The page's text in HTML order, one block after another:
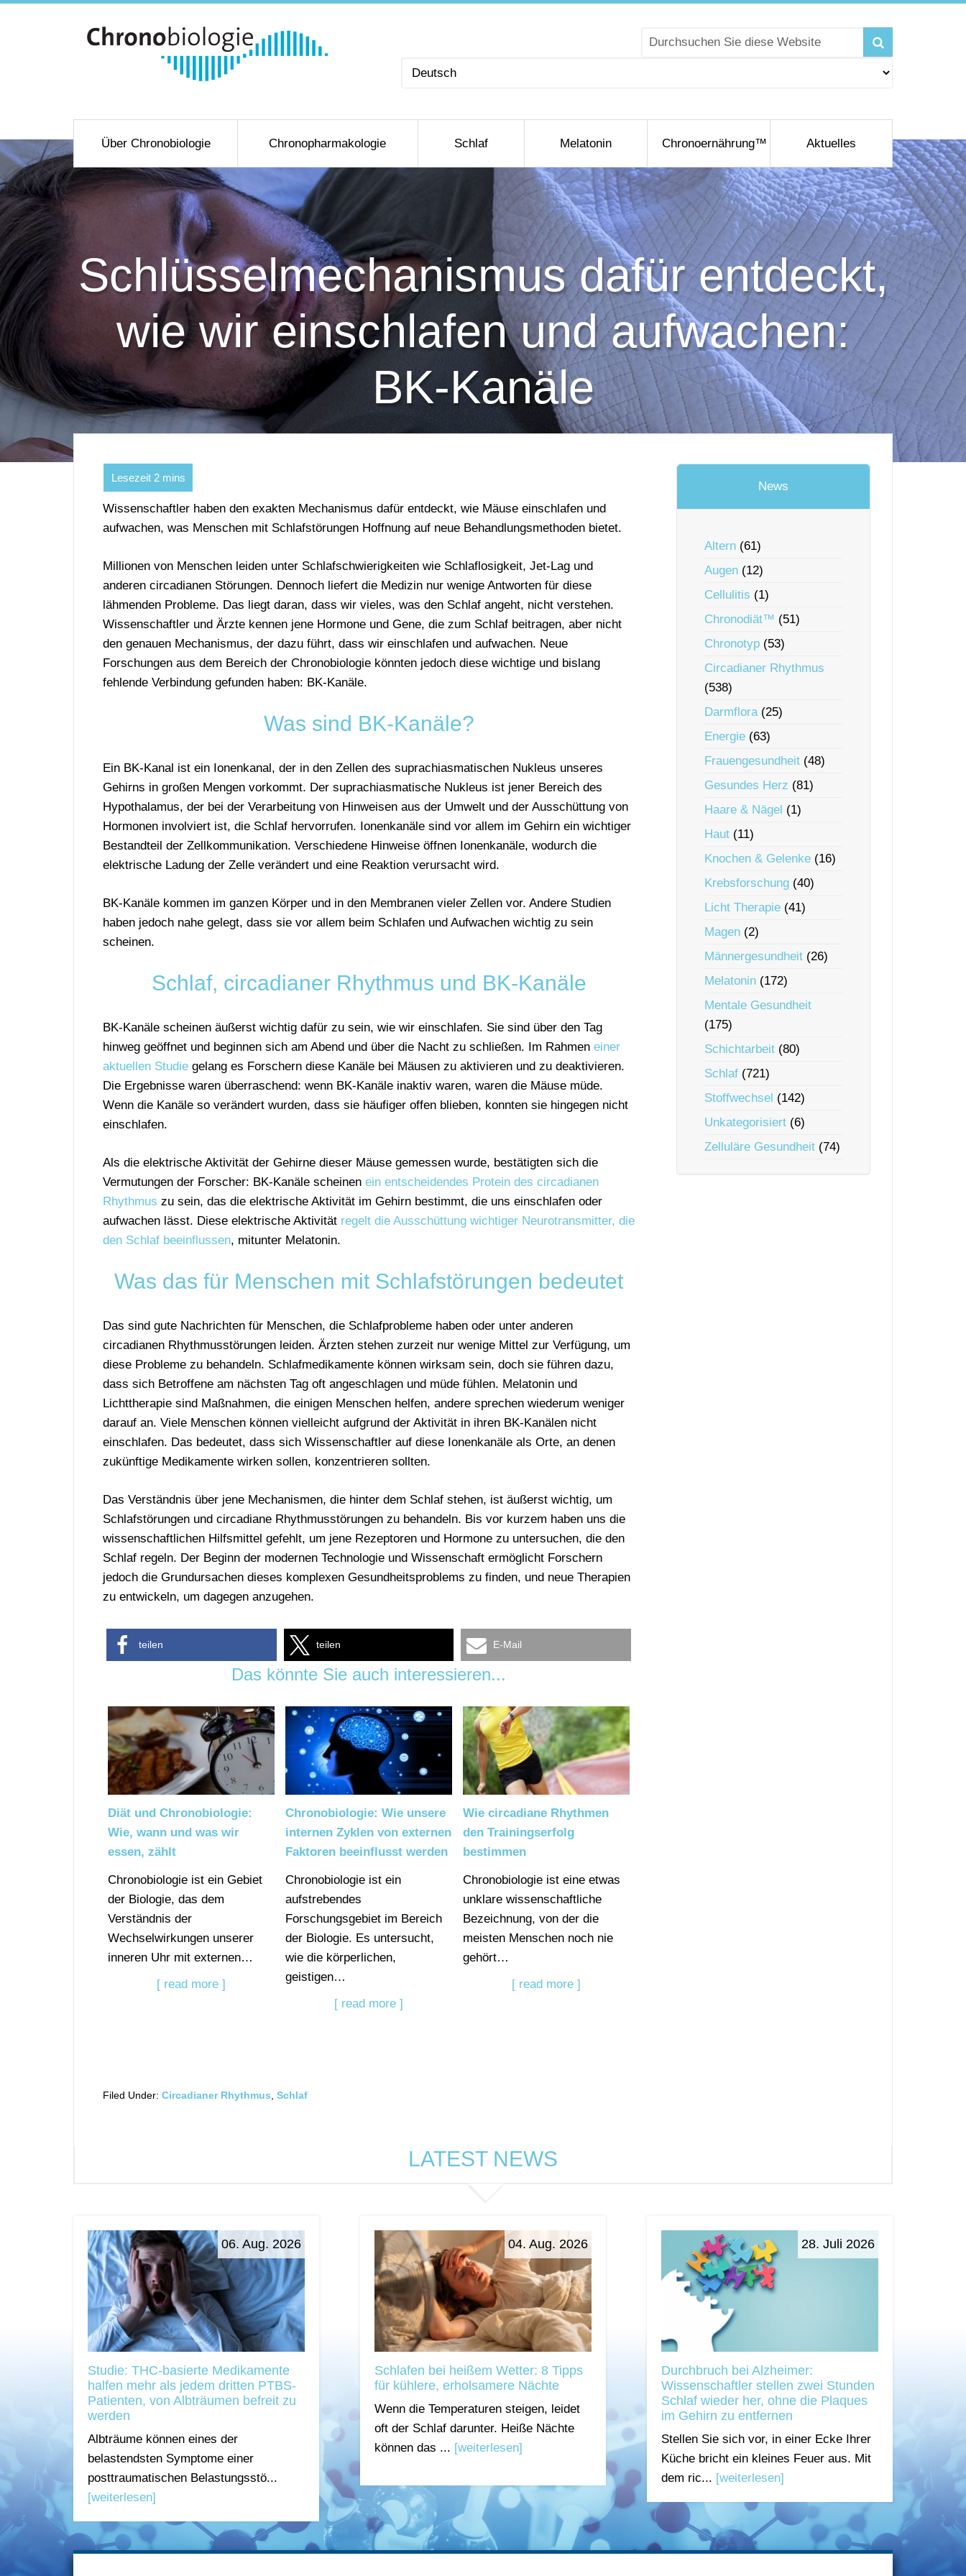
Sprache
Über Chronobiologie Chronopharmakologie Schlaf Melatonin Chronoernährung™ Aktuelles
Schlüsselmechanismus dafür entdeckt,
wie wir einschlafen und aufwachen:
BK-Kanäle
Wissenschaftler haben den exakten Mechanismus dafür entdeckt, wie Mäuse einschlafen und
aufwachen, was Menschen mit Schlafstörungen Hoffnung auf neue Behandlungsmethoden bietet.
Millionen von Menschen leiden unter Schlafschwierigkeiten wie Schlaflosigkeit, Jet-Lag und
anderen circadianen Störungen. Dennoch liefert die Medizin nur wenige Antworten für diese
lähmenden Probleme. Das liegt daran, dass wir vieles, was den Schlaf angeht, nicht verstehen.
Wissenschaftler und Ärzte kennen jene Hormone und Gene, die zum Schlaf beitragen, aber nicht
den genauen Mechanismus, der dazu führt, dass wir einschlafen und aufwachen. Neue
Forschungen aus dem Bereich der Chronobiologie könnten jedoch diese wichtige und bislang
fehlende Verbindung gefunden haben: BK-Kanäle.
Was sind BK-Kanäle?
Ein BK-Kanal ist ein Ionenkanal, der in den Zellen des suprachiasmatischen Nukleus unseres
Gehirns in großen Mengen vorkommt. Der suprachiasmatische Nukleus ist jener Bereich des
Hypothalamus, der bei der Verarbeitung von Hinweisen aus der Umwelt und der Ausschüttung von
Hormonen involviert ist, die Schlaf hervorrufen. Ionenkanäle sind vor allem im Gehirn ein wichtiger
Bestandteil der Zellkommunikation. Verschiedene Hinweise öffnen Ionenkanäle, wodurch die
elektrische Ladung der Zelle verändert und eine Reaktion verursacht wird.
BK-Kanäle kommen im ganzen Körper und in den Membranen vieler Zellen vor. Andere Studien
haben jedoch nahe gelegt, dass sie vor allem beim Schlafen und Aufwachen wichtig zu sein
scheinen.
Schlaf, circadianer Rhythmus und BK-Kanäle
BK-Kanäle scheinen äußerst wichtig dafür zu sein, wie wir einschlafen. Sie sind über den Tag
hinweg geöffnet und beginnen sich am Abend und über die Nacht zu schließen. Im Rahmen einer
aktuellen Studie gelang es Forschern diese Kanäle bei Mäusen zu aktivieren und zu deaktivieren.
Die Ergebnisse waren überraschend: wenn BK-Kanäle inaktiv waren, waren die Mäuse müde.
Wenn die Kanäle so verändert wurden, dass sie häufiger offen blieben, konnten sie hingegen nicht
einschlafen.
Als die elektrische Aktivität der Gehirne dieser Mäuse gemessen wurde, bestätigten sich die
Vermutungen der Forscher: BK-Kanäle scheinen ein entscheidendes Protein des circadianen
Rhythmus zu sein, das die elektrische Aktivität im Gehirn bestimmt, die uns einschlafen oder
aufwachen lässt. Diese elektrische Aktivität regelt die Ausschüttung wichtiger Neurotransmitter, die
den Schlaf beeinflussen, mitunter Melatonin.
Was das für Menschen mit Schlafstörungen bedeutet
Das sind gute Nachrichten für Menschen, die Schlafprobleme haben oder unter anderen
circadianen Rhythmusstörungen leiden. Ärzten stehen zurzeit nur wenige Mittel zur Verfügung, um
diese Probleme zu behandeln. Schlafmedikamente können wirksam sein, doch sie führen dazu,
dass sich Betroffene am nächsten Tag oft angeschlagen und müde fühlen. Melatonin und
Lichttherapie sind Maßnahmen, die einigen Menschen helfen, andere sprechen wiederum weniger
darauf an. Viele Menschen können vielleicht aufgrund der Aktivität in ihren BK-Kanälen nicht
einschlafen. Das bedeutet, dass sich Wissenschaftler auf diese Ionenkanäle als Orte, an denen
zukünftige Medikamente wirken sollen, konzentrieren sollten.
Das Verständnis über jene Mechanismen, die hinter dem Schlaf stehen, ist äußerst wichtig, um
Schlafstörungen und circadiane Rhythmusstörungen zu behandeln. Bis vor kurzem haben uns die
wissenschaftlichen Hilfsmittel gefehlt, um jene Rezeptoren und Hormone zu untersuchen, die den
Schlaf regeln. Der Beginn der modernen Technologie und Wissenschaft ermöglicht Forschern
jedoch die Grundursachen dieses komplexen Gesundheitsproblems zu finden, und neue Therapien
zu entwickeln, um dagegen anzugehen.
teilen teilen E-Mail
Das könnte Sie auch interessieren...
Diät und Chronobiologie:
Wie, wann und was wir
essen, zählt
Chronobiologie ist ein Gebiet
der Biologie, das dem
Verständnis der
Wechselwirkungen unserer
inneren Uhr mit externen…
[ read more ]
Chronobiologie: Wie unsere
internen Zyklen von externen
Faktoren beeinflusst werden
Chronobiologie ist ein
aufstrebendes
Forschungsgebiet im Bereich
der Biologie. Es untersucht,
wie die körperlichen,
geistigen…
[ read more ]
Wie circadiane Rhythmen
den Trainingserfolg
bestimmen
Chronobiologie ist eine etwas
unklare wissenschaftliche
Bezeichnung, von der die
meisten Menschen noch nie
gehört…
[ read more ]
Filed Under: Circadianer Rhythmus Schlaf
News
Altern (61)
Augen (12)
Cellulitis (1)
Chronodiät™ (51)
Chronotyp (53)
Circadianer Rhythmus
(538)
Darmflora(25)
Energie (63)
Frauengesundheit (48)
Gesundes Herz (81)
Haare & Nägel (1)
Haut (11)
Knochen & Gelenke (16)
Krebsforschung (40)
Licht Therapie (41)
Magen (2)
Männergesundheit (26)
Melatonin (172)
Mentale Gesundheit
(175)
Schichtarbeit (80)
Schlaf (721)
Stoffwechsel (142)
Unkategorisiert (6)
Zelluläre Gesundheit (74)
LATEST NEWS
06. Aug. 2026
Studie: THC-basierte Medikamente
halfen mehr als jedem dritten PTBS-
Patienten, von Albträumen befreit zu
werden
Albträume können eines der
belastendsten Symptome einer
posttraumatischen Belastungsstö...
[weiterlesen]
04. Aug. 2026
Schlafen bei heißem Wetter: 8 Tipps
für kühlere, erholsamere Nächte
Wenn die Temperaturen steigen, leidet
oft der Schlaf darunter. Heiße Nächte
können das ... [weiterlesen]
28. Juli 2026
Durchbruch bei Alzheimer:
Wissenschaftler stellen zwei Stunden
Schlaf wieder her, ohne die Plaques
im Gehirn zu entfernen
Stellen Sie sich vor, in einer Ecke Ihrer
Küche bricht ein kleines Feuer aus. Mit
dem ric... [weiterlesen]